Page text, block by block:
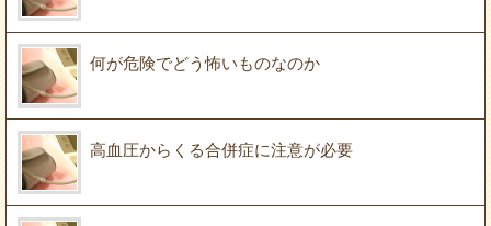
何が危険でどう怖いものなのか
高血圧からくる合併症に注意が必要